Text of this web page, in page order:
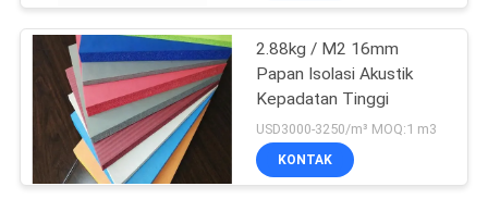
Lantai Treadmill
Mat
2.88kg / M2 16mm
Papan Isolasi Akustik
Kepadatan Tinggi
USD3000-3250/m³ MOQ:1 m3
KONTAK